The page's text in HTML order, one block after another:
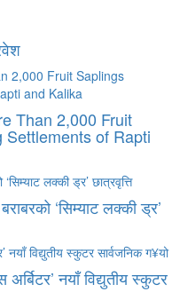
Than 2,000 Fruit
of Rapti
‘सिम्याट लक्की ड्र’
नयाँ विद्युतीय स्कुटर